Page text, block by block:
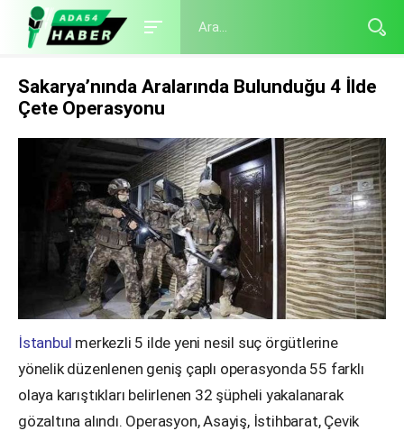
Sakarya’nında Aralarında Bulunduğu 4 İlde
Çete Operasyonu
İstanbul merkezli 5 ilde yeni nesil suç örgütlerine
yönelik düzenlenen geniş çaplı operasyonda 55 farklı
olaya karıştıkları belirlenen 32 şüpheli yakalanarak
gözaltına alındı. Operasyon, Asayiş, İstihbarat, Çevik